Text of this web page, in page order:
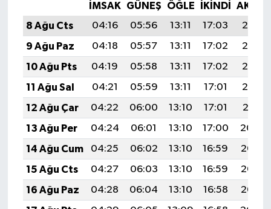
İMSAK GÜNEŞ ÖĞLE İKINDI
8 Ağu Cts
04:16 05:56 13:11 17:03
20:16
9 Ağu Paz
04:18 05:57 13:11 17:02
20:15
10 Ağu Pts
04:19 05:58 13:11 17:02
20:13
11 Ağu Sal
04:21 05:59 13:11 17:01
20:12
12 Ağu Çar
04:22 06:00 13:10 17:01
20:11
13 Ağu Per
04:24 06:01 13:10 17:00
20:09
14 Ağu Cum
04:25 06:02 13:10 16:59
20:08
15 Ağu Cts
04:27 06:03 13:10 16:59
20:07
16 Ağu Paz
04:28 06:04 13:10 16:58
20:05